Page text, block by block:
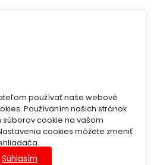
používať naše webové
Používaním našich stránok
cookie na vašom
cookies môžete zmeniť
Súhlasím